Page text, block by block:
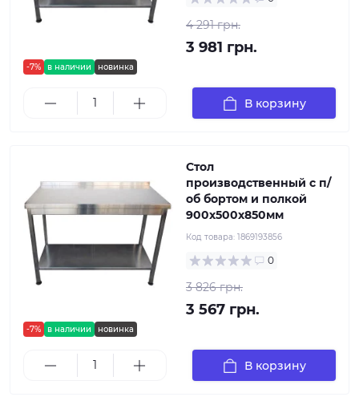
-7% в наличии новинка
4 291 грн.
3 981 грн.
В корзину
-7% в наличии новинка
Стол
производственный с п/
об бортом и полкой
900х500х850мм
Код товара: 1869193856
0
3 826 грн.
3 567 грн.
В корзину